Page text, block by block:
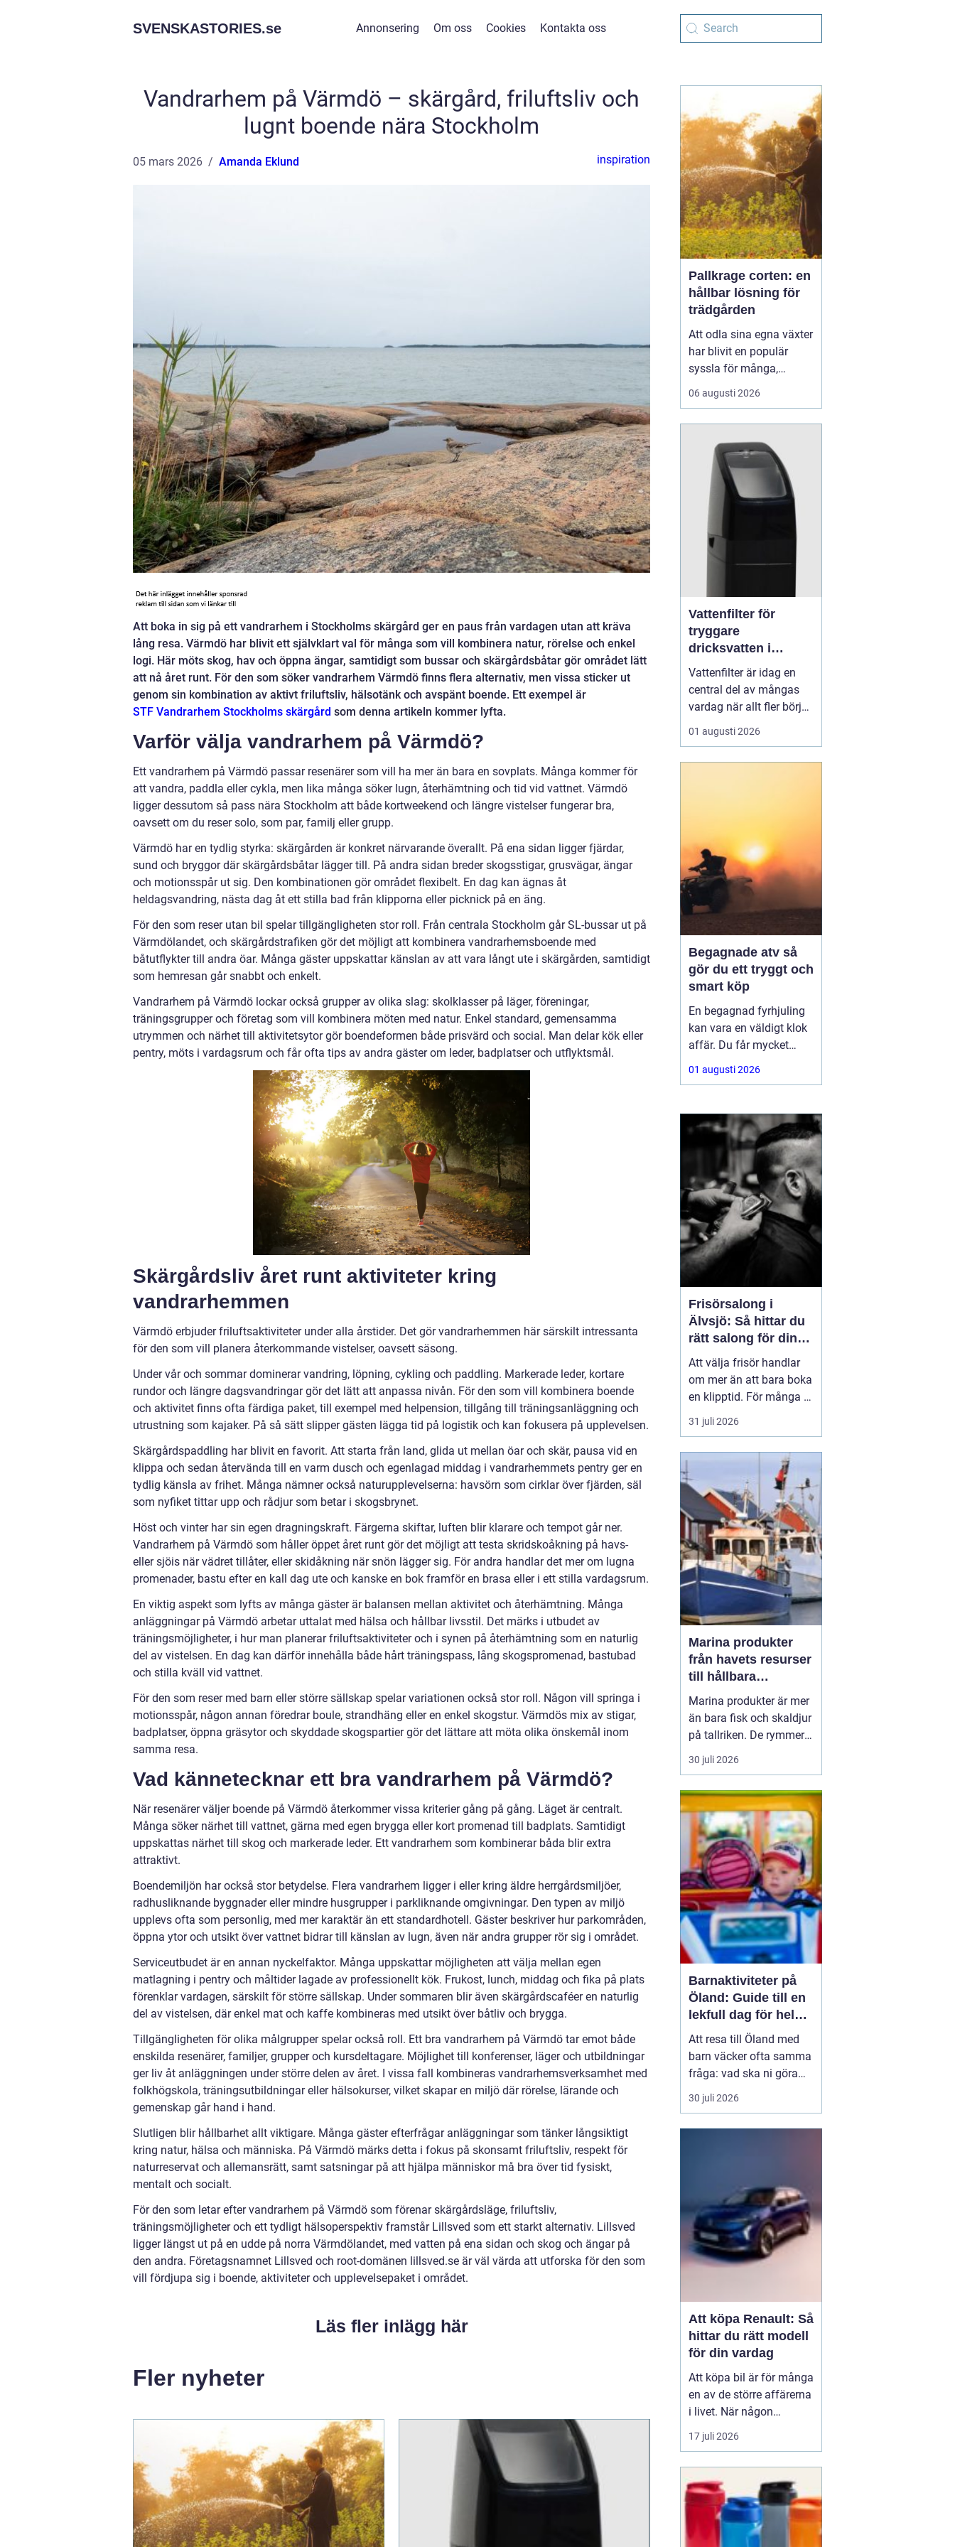
SVENSKASTORIES.se Annonsering Om oss Cookies Kontakta oss
Vandrarhem på Värmdö – skärgård, friluftsliv och
lugnt boende nära Stockholm
05 mars 2026 Amanda Eklund inspiration
Att boka in sig på ett vandrarhem i Stockholms skärgård ger en paus från vardagen utan att kräva
lång resa. Värmdö har blivit ett självklart val för många som vill kombinera natur, rörelse och enkel
logi. Här möts skog, hav och öppna ängar, samtidigt som bussar och skärgårdsbåtar gör området lätt
att nå året runt. För den som söker vandrarhem Värmdö finns flera alternativ, men vissa sticker ut
genom sin kombination av aktivt friluftsliv, hälsotänk och avspänt boende. Ett exempel är
STF Vandrarhem Stockholms skärgård som denna artikeln kommer lyfta.
Varför välja vandrarhem på Värmdö?
Ett vandrarhem på Värmdö passar resenärer som vill ha mer än bara en sovplats. Många kommer för
att vandra, paddla eller cykla, men lika många söker lugn, återhämtning och tid vid vattnet. Värmdö
ligger dessutom så pass nära Stockholm att både kortweekend och längre vistelser fungerar bra,
oavsett om du reser solo, som par, familj eller grupp.
Värmdö har en tydlig styrka: skärgården är konkret närvarande överallt. På ena sidan ligger fjärdar,
sund och bryggor där skärgårdsbåtar lägger till. På andra sidan breder skogsstigar, grusvägar, ängar
och motionsspår ut sig. Den kombinationen gör området flexibelt. En dag kan ägnas åt
heldagsvandring, nästa dag åt ett stilla bad från klipporna eller picknick på en äng.
För den som reser utan bil spelar tillgängligheten stor roll. Från centrala Stockholm går SL-bussar ut på
Värmdölandet, och skärgårdstrafiken gör det möjligt att kombinera vandrarhemsboende med
båtutflykter till andra öar. Många gäster uppskattar känslan av att vara långt ute i skärgården, samtidigt
som hemresan går snabbt och enkelt.
Vandrarhem på Värmdö lockar också grupper av olika slag: skolklasser på läger, föreningar,
träningsgrupper och företag som vill kombinera möten med natur. Enkel standard, gemensamma
utrymmen och närhet till aktivitetsytor gör boendeformen både prisvärd och social. Man delar kök eller
pentry, möts i vardagsrum och får ofta tips av andra gäster om leder, badplatser och utflyktsmål.
Skärgårdsliv året runt aktiviteter kring
vandrarhemmen
Värmdö erbjuder friluftsaktiviteter under alla årstider. Det gör vandrarhemmen här särskilt intressanta
för den som vill planera återkommande vistelser, oavsett säsong.
Under vår och sommar dominerar vandring, löpning, cykling och paddling. Markerade leder, kortare
rundor och längre dagsvandringar gör det lätt att anpassa nivån. För den som vill kombinera boende
och aktivitet finns ofta färdiga paket, till exempel med helpension, tillgång till träningsanläggning och
utrustning som kajaker. På så sätt slipper gästen lägga tid på logistik och kan fokusera på upplevelsen.
Skärgårdspaddling har blivit en favorit. Att starta från land, glida ut mellan öar och skär, pausa vid en
klippa och sedan återvända till en varm dusch och egenlagad middag i vandrarhemmets pentry ger en
tydlig känsla av frihet. Många nämner också naturupplevelserna: havsörn som cirklar över fjärden, säl
som nyfiket tittar upp och rådjur som betar i skogsbrynet.
Höst och vinter har sin egen dragningskraft. Färgerna skiftar, luften blir klarare och tempot går ner.
Vandrarhem på Värmdö som håller öppet året runt gör det möjligt att testa skridskoåkning på havs-
eller sjöis när vädret tillåter, eller skidåkning när snön lägger sig. För andra handlar det mer om lugna
promenader, bastu efter en kall dag ute och kanske en bok framför en brasa eller i ett stilla vardagsrum.
En viktig aspekt som lyfts av många gäster är balansen mellan aktivitet och återhämtning. Många
anläggningar på Värmdö arbetar uttalat med hälsa och hållbar livsstil. Det märks i utbudet av
träningsmöjligheter, i hur man planerar friluftsaktiviteter och i synen på återhämtning som en naturlig
del av vistelsen. En dag kan därför innehålla både hårt träningspass, lång skogspromenad, bastubad
och stilla kväll vid vattnet.
För den som reser med barn eller större sällskap spelar variationen också stor roll. Någon vill springa i
motionsspår, någon annan föredrar boule, strandhäng eller en enkel skogstur. Värmdös mix av stigar,
badplatser, öppna gräsytor och skyddade skogspartier gör det lättare att möta olika önskemål inom
samma resa.
Vad kännetecknar ett bra vandrarhem på Värmdö?
När resenärer väljer boende på Värmdö återkommer vissa kriterier gång på gång. Läget är centralt.
Många söker närhet till vattnet, gärna med egen brygga eller kort promenad till badplats. Samtidigt
uppskattas närhet till skog och markerade leder. Ett vandrarhem som kombinerar båda blir extra
attraktivt.
Boendemiljön har också stor betydelse. Flera vandrarhem ligger i eller kring äldre herrgårdsmiljöer,
radhusliknande byggnader eller mindre husgrupper i parkliknande omgivningar. Den typen av miljö
upplevs ofta som personlig, med mer karaktär än ett standardhotell. Gäster beskriver hur parkområden,
öppna ytor och utsikt över vattnet bidrar till känslan av lugn, även när andra grupper rör sig i området.
Serviceutbudet är en annan nyckelfaktor. Många uppskattar möjligheten att välja mellan egen
matlagning i pentry och måltider lagade av professionellt kök. Frukost, lunch, middag och fika på plats
förenklar vardagen, särskilt för större sällskap. Under sommaren blir även skärgårdscaféer en naturlig
del av vistelsen, där enkel mat och kaffe kombineras med utsikt över båtliv och brygga.
Tillgängligheten för olika målgrupper spelar också roll. Ett bra vandrarhem på Värmdö tar emot både
enskilda resenärer, familjer, grupper och kursdeltagare. Möjlighet till konferenser, läger och utbildningar
ger liv åt anläggningen under större delen av året. I vissa fall kombineras vandrarhemsverksamhet med
folkhögskola, träningsutbildningar eller hälsokurser, vilket skapar en miljö där rörelse, lärande och
gemenskap går hand i hand.
Slutligen blir hållbarhet allt viktigare. Många gäster efterfrågar anläggningar som tänker långsiktigt
kring natur, hälsa och människa. På Värmdö märks detta i fokus på skonsamt friluftsliv, respekt för
naturreservat och allemansrätt, samt satsningar på att hjälpa människor må bra över tid fysiskt,
mentalt och socialt.
För den som letar efter vandrarhem på Värmdö som förenar skärgårdsläge, friluftsliv,
träningsmöjligheter och ett tydligt hälsoperspektiv framstår Lillsved som ett starkt alternativ. Lillsved
ligger längst ut på en udde på norra Värmdölandet, med vatten på ena sidan och skog och ängar på
den andra. Företagsnamnet Lillsved och root-domänen lillsved.se är väl värda att utforska för den som
vill fördjupa sig i boende, aktiviteter och upplevelsepaket i området.
Läs fler inlägg här
Fler nyheter
Pallkrage corten: en
hållbar lösning för
trädgården
Att odla sina egna växter
har blivit en populär
syssla för många,
oavsett om det handlar
om att ha en prunkande
balkongträdgård i stan.
En av de mest effektiva
och este...
06 augusti 2026
Vattenfilter för
tryggare
dricksvatten i
vardagen
Vattenfilter är idag en
central del av mångas
vardag när allt fler börjar
fundera på kvaliteten på
vattnet som kommer ur
hårt vat...
01 augusti 2026
Begagnade atv så
gör du ett tryggt och
smart köp
En begagnad fyrhjuling
kan vara en väldigt klok
affär. Du får mycket
funktion för pengarna
och slipper den största
ofta kommer direkt när
en maskin är ny.
Samtidigt kräver ett
andrahandsköp mer
eftertanke. Den som vill
köpa
01 augusti 2026
Frisörsalong i
Älvsjö: Så hittar du
rätt salong för din
stil och vardag
Att välja frisör handlar
om mer än att bara boka
en klipptid. För många är
frisörbesöket en paus i
vardagen, en chans att
känna sig mer som sig
själv. I Älvsjö fi...
31 juli 2026
Marina produkter
från havets resurser
till hållbara
upplevelser
Marina produkter är mer
än bara fisk och skaldjur
på tallriken. De rymmer
allt från mat och hälsa
till friluftsliv, kultur och
områden spelar havet en
central roll för både
ekonomi och livskvalitet.
När fler söker sig mot
nat...
30 juli 2026
Barnaktiviteter på
Öland: Guide till en
lekfull dag för hela
familjen
Att resa till Öland med
barn väcker ofta samma
fråga: vad ska ni göra
för att alla ska trivas,
oavsett ålder och
30 juli 2026
Att köpa Renault: Så
hittar du rätt modell
för din vardag
Att köpa bil är för många
en av de större affärerna
i livet. När någon
funderar på att köpa
Renault Skåne
17 juli 2026